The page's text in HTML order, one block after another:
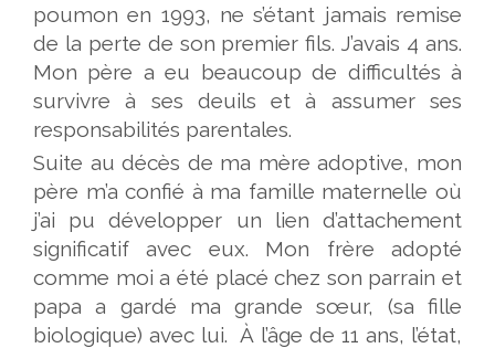
poumon en 1993, ne s’étant jamais remise
de la perte de son premier fils. J’avais 4 ans.
Mon père a eu beaucoup de difficultés à
survivre à ses deuils et à assumer ses
responsabilités parentales.
Suite au décès de ma mère adoptive, mon
père m’a confié à ma famille maternelle où
j’ai pu développer un lien d’attachement
significatif avec eux. Mon frère adopté
comme moi a été placé chez son parrain et
papa a gardé ma grande sœur, (sa fille
biologique) avec lui. À l’âge de 11 ans, l’état,